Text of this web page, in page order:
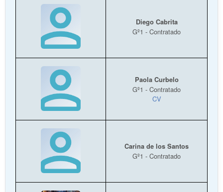
Diego Cabrita
Gº1 - Contratado
Paola Curbelo
Gº1 - Contratado
CV
Carina de los Santos
Gº1 - Contratado